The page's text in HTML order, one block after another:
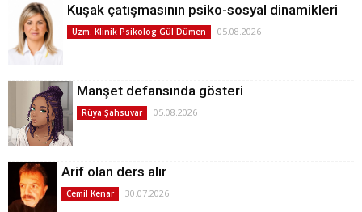
Kuşak çatışmasının psiko-sosyal dinamikleri
Uzm. Klinik Psikolog Gül Dümen 05.08.2026
Manşet defansında gösteri
Rüya Şahsuvar 05.08.2026
Arif olan ders alır
Cemil Kenar 30.07.2026